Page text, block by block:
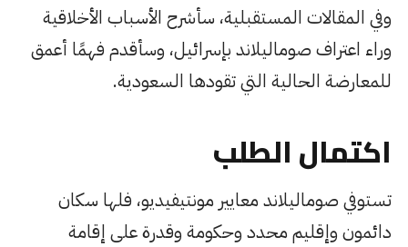
وفي المقالات المستقبلية، سأشرح الأسباب الأخلاقية
وراء اعتراف صوماليلاند بإسرائيل، وسأقدم فهمًا أعمق
للمعارضة الحالية التي تقودها السعودية.
اكتمال الطلب
تستوفي صوماليلاند معايير مونتيفيديو، فلها سكان
دائمون وإقليم محدد وحكومة وقدرة على إقامة